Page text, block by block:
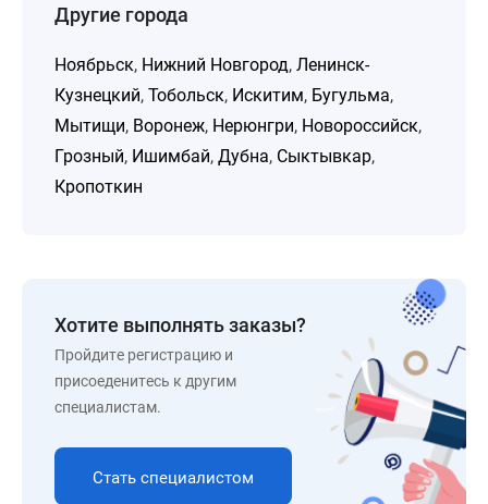
Другие города
Ноябрьск, Нижний Новгород, Ленинск-
Кузнецкий, Тобольск, Искитим, Бугульма,
Мытищи, Воронеж, Нерюнгри, Новороссийск,
Грозный, Ишимбай, Дубна, Сыктывкар,
Кропоткин
Хотите выполнять заказы?
Пройдите регистрацию и
присоеденитесь к другим
специалистам.
Стать специалистом